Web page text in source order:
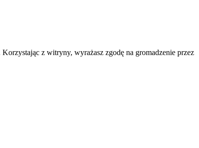
z witryny, wyrażasz zgodę na gromadzenie przez